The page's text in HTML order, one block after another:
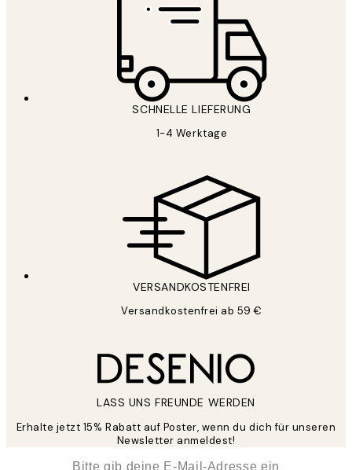
SCHNELLE LIEFERUNG
1-4 Werktage
VERSANDKOSTENFREI
Versandkostenfrei ab 59 €
LASS UNS FREUNDE WERDEN
Erhalte jetzt 15% Rabatt auf Poster, wenn du dich für unseren
Newsletter anmeldest!